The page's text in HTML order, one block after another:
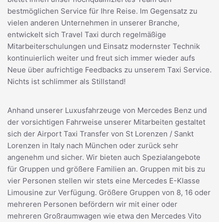
bestmöglichen Service für Ihre Reise. Im Gegensatz zu
vielen anderen Unternehmen in unserer Branche,
entwickelt sich Travel Taxi durch regelmäßige
Mitarbeiterschulungen und Einsatz modernster Technik
kontinuierlich weiter und freut sich immer wieder aufs
Neue über aufrichtige Feedbacks zu unserem Taxi Service.
Nichts ist schlimmer als Stillstand!
Anhand unserer Luxusfahrzeuge von Mercedes Benz und
der vorsichtigen Fahrweise unserer Mitarbeiten gestaltet
sich der Airport Taxi Transfer von St Lorenzen / Sankt
Lorenzen in Italy nach München oder zurück sehr
angenehm und sicher. Wir bieten auch Spezialangebote
für Gruppen und größere Familien an. Gruppen mit bis zu
vier Personen stellen wir stets eine Mercedes E-Klasse
Limousine zur Verfügung. Größere Gruppen von 8, 16 oder
mehreren Personen befördern wir mit einer oder
mehreren Großraumwagen wie etwa den Mercedes Vito